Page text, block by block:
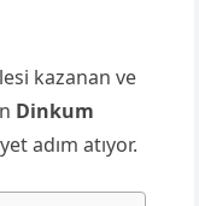
kazanan ve
Dinkum
adım atıyor.